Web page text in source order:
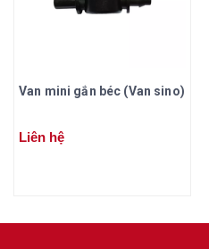
Van mini gắn béc (Van sino)
Liên hệ